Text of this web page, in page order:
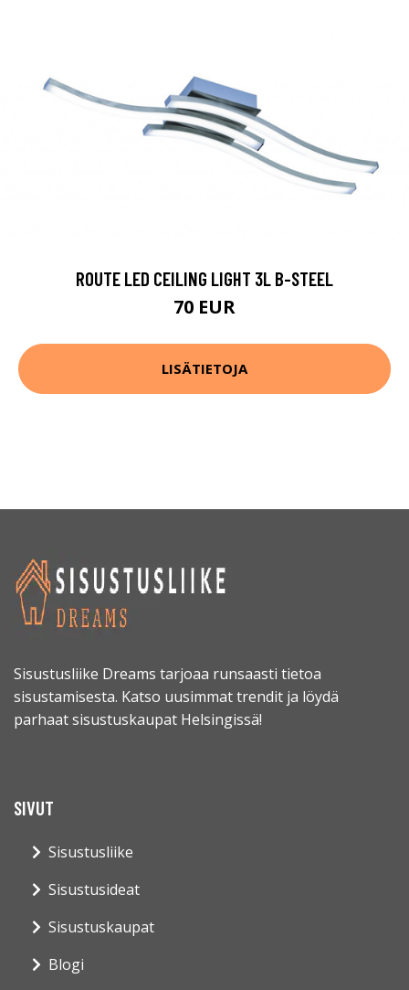
ROUTE LED CEILING LIGHT 3L B-STEEL
70 EUR
LISÄTIETOJA
Sisustusliike Dreams tarjoaa runsaasti tietoa
sisustamisesta. Katso uusimmat trendit ja löydä
parhaat sisustuskaupat Helsingissä!
SIVUT
Sisustusliike
Sisustusideat
Sisustuskaupat
Blogi